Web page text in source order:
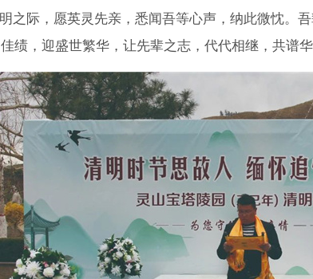
之际，愿英灵先亲，悉闻吾等心声，纳此微忱。
绩，迎盛世繁华，让先辈之志，代代相继，共谱华